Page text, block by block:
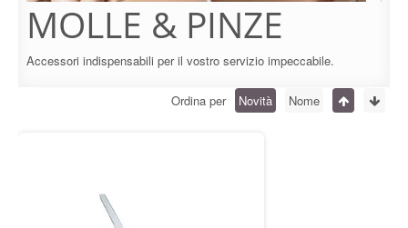
MOLLE & PINZE
Accessori indispensabili per il vostro servizio impeccabile.
Ordina per Novità Nome